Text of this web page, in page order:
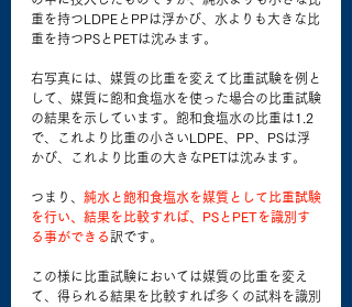
重を持つLDPEとPPは浮かび、水よりも大きな比
重を持つPSとPETは沈みます。
右写真には、媒質の比重を変えて比重試験を例と
して、媒質に飽和食塩水を使った場合の比重試験
の結果を示しています。飽和食塩水の比重は1.2
で、これより比重の小さいLDPE、PP、PSは浮
かび、これより比重の大きなPETは沈みます。
つまり、 純水と飽和食塩水を媒質として比重試験
を行い、結果を比較すれば、PSとPETを識別す
る事ができる訳です。
この様に比重試験においては媒質の比重を変え
て、得られる結果を比較すれば多くの試料を識別